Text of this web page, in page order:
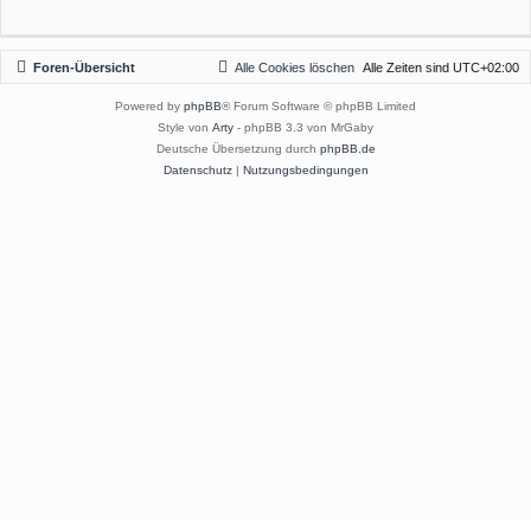
Foren-Übersicht Alle Zeiten sind UTC+02:00
Alle Cookies löschen
Powered by phpBB® Forum Software © phpBB Limited
Style von Arty - phpBB 3.3 von MrGaby
Deutsche Übersetzung durch phpBB.de
Datenschutz| Nutzungsbedingungen